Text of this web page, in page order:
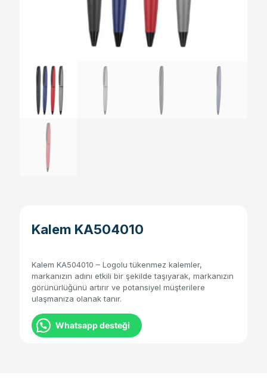
Kalem KA504010
Kalem KA504010 – Logolu tükenmez kalemler,
markanızın adını etkili bir şekilde taşıyarak, markanızın
görünürlüğünü artırır ve potansiyel müşterilere
ulaşmanıza olanak tanır.
Whatsapp desteği